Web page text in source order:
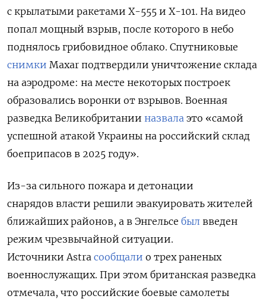
с крылатыми ракетами Х-555 и Х-101. На видео
попал мощный взрыв, после которого в небо
поднялось грибовидное облако. Спутниковые
снимки Maxar подтвердили уничтожение склада
на аэродроме: на месте некоторых построек
образовались воронки от взрывов. Военная
разведка Великобритании назвала это «самой
успешной атакой Украины на российский склад
боеприпасов в 2025 году».
Из-за сильного пожара и детонации
снарядов власти решили эвакуировать жителей
ближайших районов, а в Энгельсе был введен
режим чрезвычайной ситуации.
Источники Astra сообщали о трех раненых
военнослужащих. При этом британская разведка
отмечала, что российские боевые самолеты